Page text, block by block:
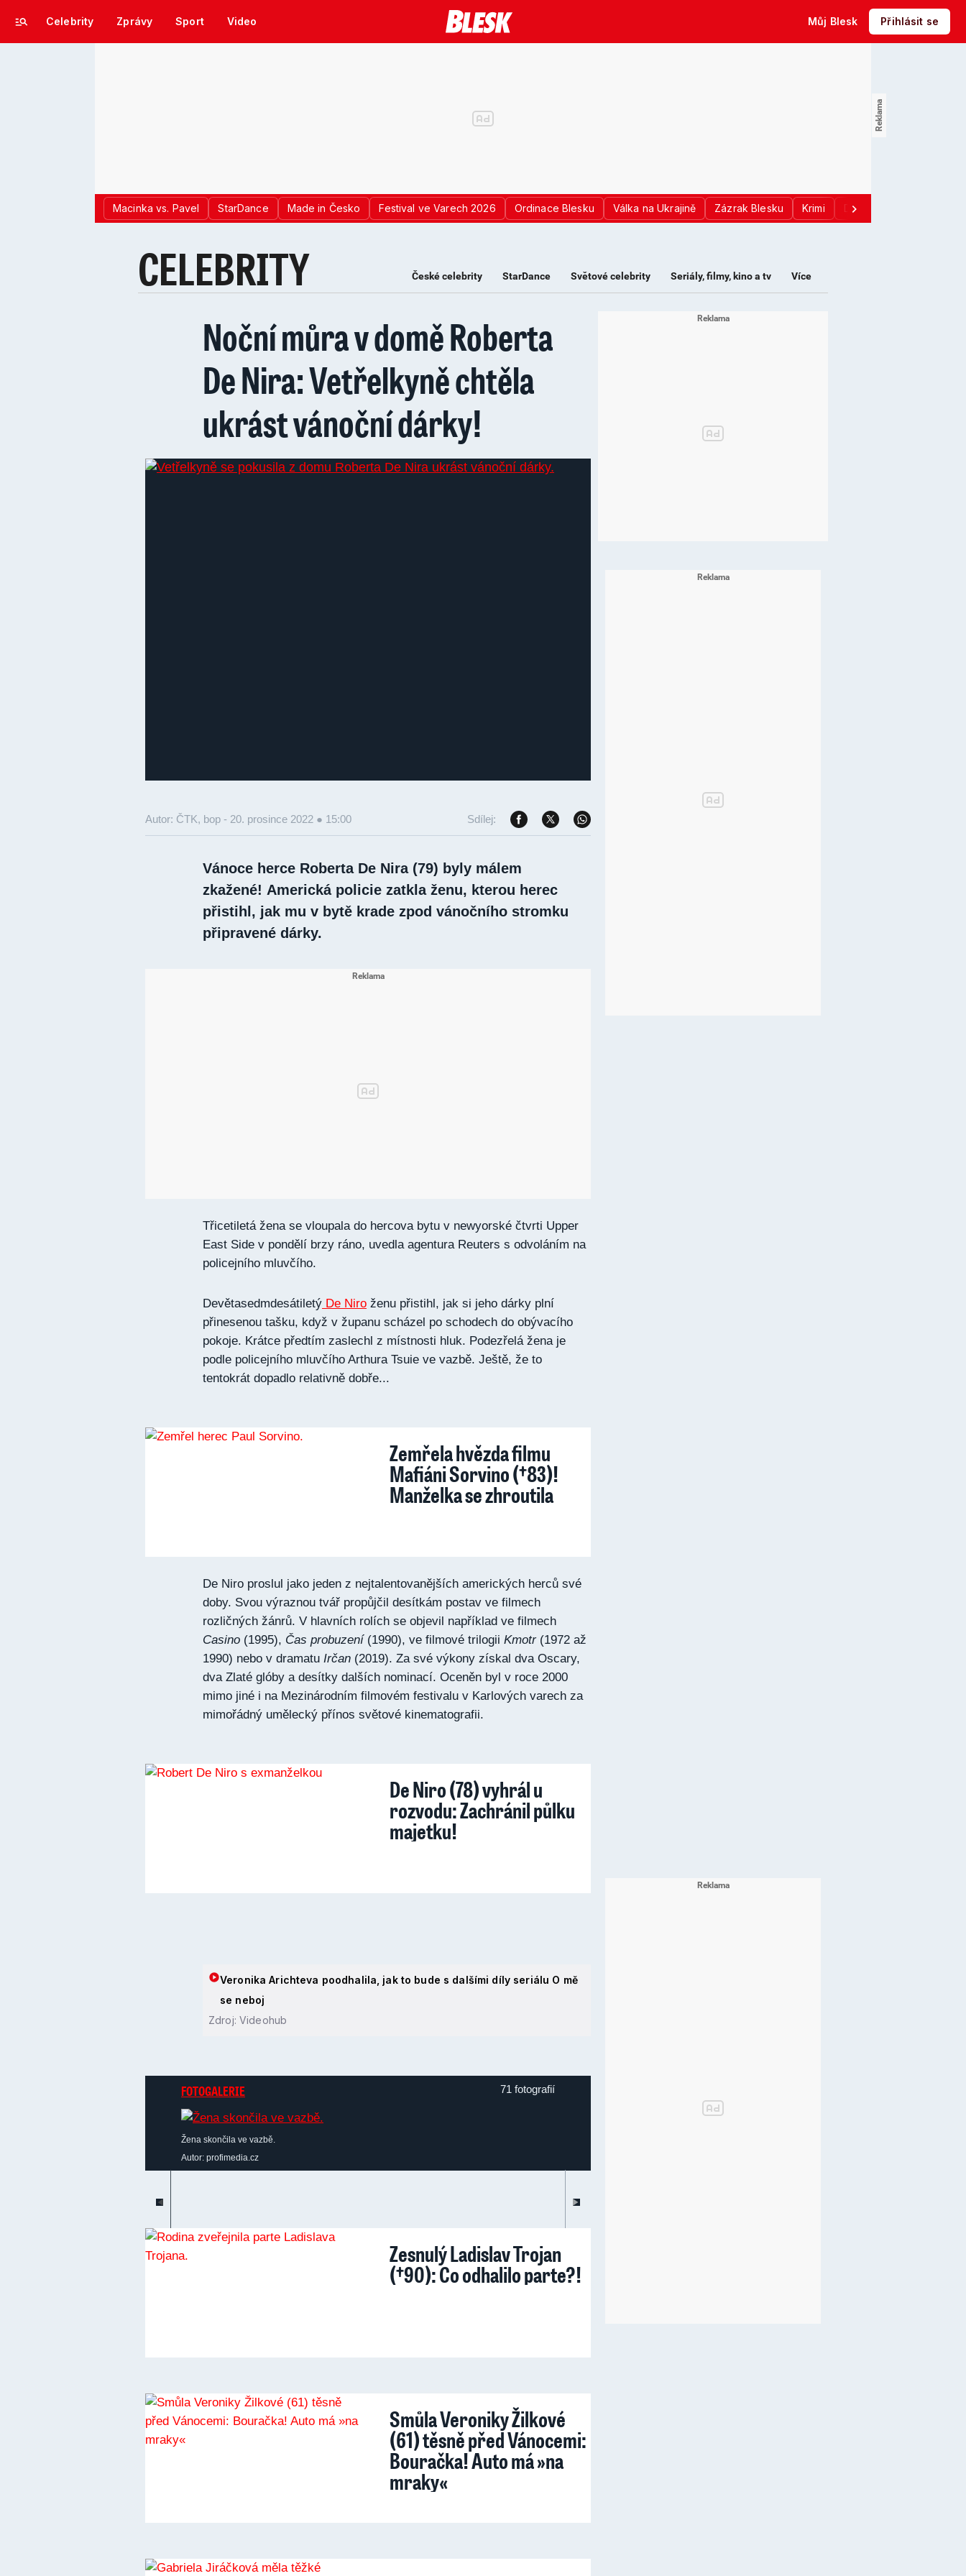
Celebrity Zprávy Sport Video Můj Blesk Přihlásit se
Macinka vs. Pavel StarDance Made in Česko Festival ve Varech 2026 Ordinace Blesku Válka na Ukrajině Zázrak Blesku Krimi Donald Trump
CELEBRITY České celebrity StarDance Světové celebrity Seriály, filmy, kino a tv Více
Noční můra v domě Roberta
De Nira: Vetřelkyně chtěla
ukrást vánoční dárky!
Autor: ČTK, bop - 20. prosince 2022 ● 15:00 Sdílej:
Vánoce herce Roberta De Nira (79) byly málem
zkažené! Americká policie zatkla ženu, kterou herec
přistihl, jak mu v bytě krade zpod vánočního stromku
připravené dárky.
Třicetiletá žena se vloupala do hercova bytu v newyorské čtvrti Upper
East Side v pondělí brzy ráno, uvedla agentura Reuters s odvoláním na
policejního mluvčího.
Devětasedmdesátiletý De Niro ženu přistihl, jak si jeho dárky plní
přinesenou tašku, když v županu scházel po schodech do obývacího
pokoje. Krátce předtím zaslechl z místnosti hluk. Podezřelá žena je
podle policejního mluvčího Arthura Tsuie ve vazbě. Ještě, že to
tentokrát dopadlo relativně dobře...
Zemřela hvězda filmu
Mafiáni Sorvino (†83)!
Manželka se zhroutila
De Niro proslul jako jeden z nejtalentovanějších amerických herců své
doby. Svou výraznou tvář propůjčil desítkám postav ve filmech
rozličných žánrů. V hlavních rolích se objevil například ve filmech
Casino (1995), Čas probuzení(1990), ve filmové trilogii Kmotr(1972 až
1990) nebo v dramatu Irčan (2019). Za své výkony získal dva Oscary,
dva Zlaté glóby a desítky dalších nominací. Oceněn byl v roce 2000
mimo jiné i na Mezinárodním filmovém festivalu v Karlových varech za
mimořádný umělecký přínos světové kinematografii.
De Niro (78) vyhrál u
rozvodu: Zachránil půlku
majetku!
Veronika Arichteva poodhalila, jak to bude s dalšími díly seriálu O mě
se neboj
Zdroj: Videohub
FOTOGALERIE 71 fotografií
Žena skončila ve vazbě.
Autor: profimedia.cz
Zesnulý Ladislav Trojan
(†90): Co odhalilo parte?!
Smůla Veroniky Žilkové
(61) těsně před Vánocemi:
Bouračka! Auto má »na
mraky«